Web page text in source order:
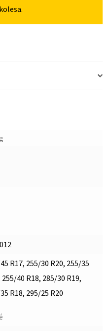
R17, 255/30 R20, 255/35
255/40 R18, 285/30 R19,
R18, 295/25 R20